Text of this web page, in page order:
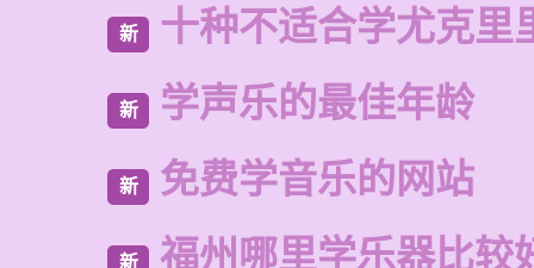
新 十种不适合学尤克里
新 学声乐的最佳年龄
新 免费学音乐的网站
新 福州哪里学乐器比较